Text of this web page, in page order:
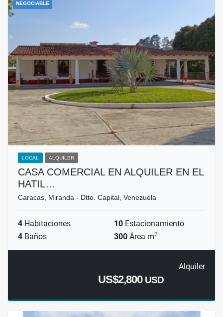
NEGOCIABLE
LOCAL ALQUILER
CASA COMERCIAL EN ALQUILER EN EL
HATIL…
Caracas, Miranda - Dtto. Capital, Venezuela
4 Habitaciones 10 Estacionamiento
4 Baños 300 Área m2
Alquiler
US$2,800 USD